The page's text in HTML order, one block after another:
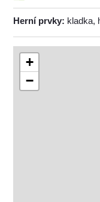
Herní prvky: kladka,
+
−